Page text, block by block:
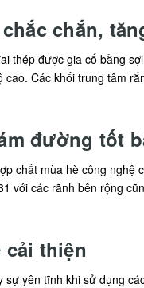
chắn,
thép được gia cố bằng
cao. Các khối trung tâm
đường tốt
chất mùa hè công
với các rãnh bên rộng
thiện
sự yên tĩnh khi sử dụng